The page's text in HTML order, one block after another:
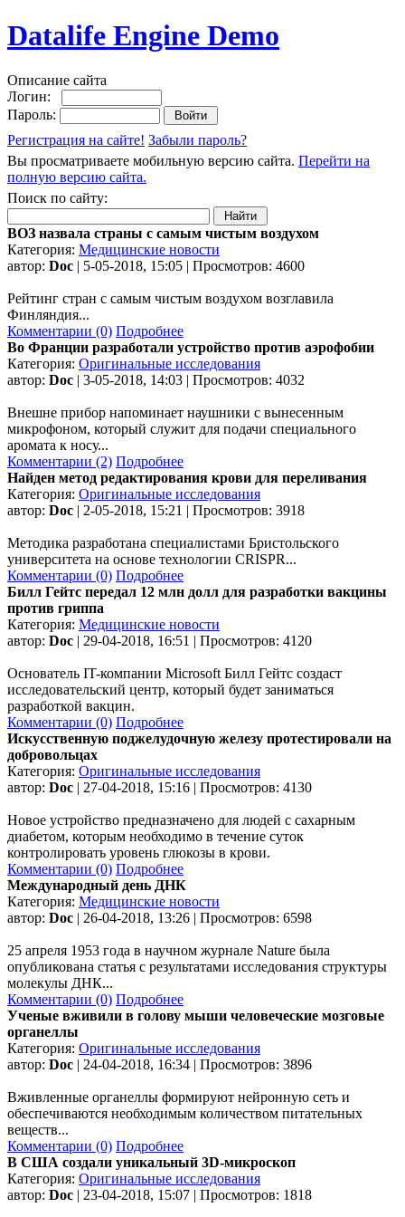
Datalife Engine Demo
Описание сайта
Логин:
Пароль:
Регистрация на сайте! Забыли пароль?
Вы просматриваете мобильную версию сайта. Перейти на
полную версию сайта.
Поиск по сайту:
ВОЗ назвала страны с самым чистым воздухом
Категория: Медицинские новости
автор: Doc | 5-05-2018, 15:05 | Просмотров: 4600
Рейтинг стран с самым чистым воздухом возглавила
Финляндия...
Комментарии (0) Подробнее
Во Франции разработали устройство против аэрофобии
Категория: Оригинальные исследования
автор: Doc | 3-05-2018, 14:03 | Просмотров: 4032
Внешне прибор напоминает наушники с вынесенным
микрофоном, который служит для подачи специального
аромата к носу...
Комментарии (2) Подробнее
Найден метод редактирования крови для переливания
Категория: Оригинальные исследования
автор: Doc | 2-05-2018, 15:21 | Просмотров: 3918
Методика разработана специалистами Бристольского
университета на основе технологии CRISPR...
Комментарии (0) Подробнее
Билл Гейтс передал 12 млн долл для разработки вакцины
против гриппа
Категория: Медицинские новости
автор: Doc | 29-04-2018, 16:51 | Просмотров: 4120
Основатель IT-компании Microsoft Билл Гейтс создаст
исследовательский центр, который будет заниматься
разработкой вакцин.
Комментарии (0) Подробнее
Искусственную поджелудочную железу протестировали на
добровольцах
Категория: Оригинальные исследования
автор: Doc | 27-04-2018, 15:16 | Просмотров: 4130
Новое устройство предназначено для людей с сахарным
диабетом, которым необходимо в течение суток
контролировать уровень глюкозы в крови.
Комментарии (0) Подробнее
Международный день ДНК
Категория: Медицинские новости
автор: Doc | 26-04-2018, 13:26 | Просмотров: 6598
25 апреля 1953 года в научном журнале Nature была
опубликована статья с результатами исследования структуры
молекулы ДНК...
Комментарии (0) Подробнее
Ученые вживили в голову мыши человеческие мозговые
органеллы
Категория: Оригинальные исследования
автор: Doc | 24-04-2018, 16:34 | Просмотров: 3896
Вживленные органеллы формируют нейронную сеть и
обеспечиваются необходимым количеством питательных
веществ...
Комментарии (0) Подробнее
В США создали уникальный 3D-микроскоп
Категория: Оригинальные исследования
автор: Doc | 23-04-2018, 15:07 | Просмотров: 1818